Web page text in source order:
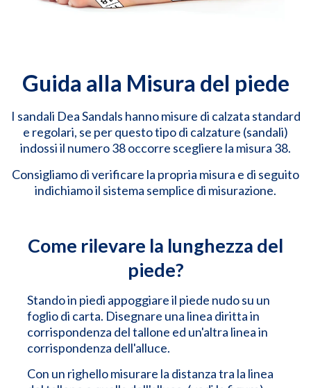
Guida alla Misura del piede
I sandali Dea Sandals hanno misure di calzata standard
e regolari, se per questo tipo di calzature (sandali)
indossi il numero 38 occorre scegliere la misura 38.
Consigliamo di verificare la propria misura e di seguito
indichiamo il sistema semplice di misurazione.
Come rilevare la lunghezza del
piede?
Stando in piedi appoggiare il piede nudo su un
foglio di carta. Disegnare una linea diritta in
corrispondenza del tallone ed un'altra linea in
corrispondenza dell'alluce.
Con un righello misurare la distanza tra la linea